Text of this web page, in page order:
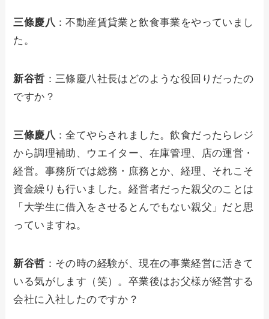
三條慶八 ：不動産賃貸業と飲食事業をやっていまし
た。
新谷哲 ：三條慶八社長はどのような役回りだったの
ですか？
三條慶八 ：全てやらされました。飲食だったらレジ
から調理補助、ウエイター、在庫管理、店の運営・
経営。事務所では総務・庶務とか、経理、それこそ
資金繰りも行いました。経営者だった親父のことは
「大学生に借入をさせるとんでもない親父」だと思
っていますね。
新谷哲 ：その時の経験が、現在の事業経営に活きて
いる気がします（笑）。卒業後はお父様が経営する
会社に入社したのですか？